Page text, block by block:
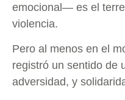
emocional— es el
violencia.
Pero al menos en el
registró un sentido de
adversidad, y